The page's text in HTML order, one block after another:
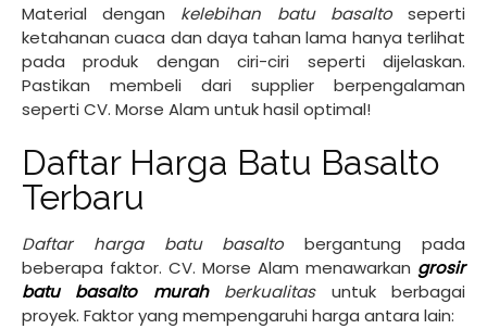
Material dengan kelebihan batu basaltoseperti
ketahanan cuaca dan daya tahan lama hanya terlihat
pada produk dengan ciri-ciri seperti dijelaskan.
Pastikan membeli dari supplier berpengalaman
seperti CV. Morse Alam untuk hasil optimal!
Daftar Harga Batu Basalto
Terbaru
Daftar harga batu basalto bergantung pada
beberapa faktor. CV. Morse Alam menawarkan grosir
batu basalto murahberkualitasuntuk berbagai
proyek. Faktor yang mempengaruhi harga antara lain: